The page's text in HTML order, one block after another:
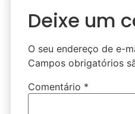
Deixe um
O seu endereço de e-
Campos obrigatórios
Comentário *